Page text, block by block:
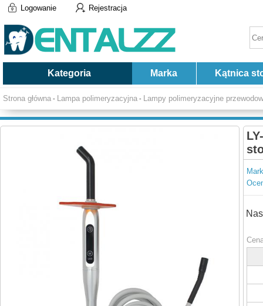
Logowanie Rejestracja
Kategoria Marka Kątnica
Strona główna - Lampa polimeryzacyjna - Lampy polimeryzacyjne